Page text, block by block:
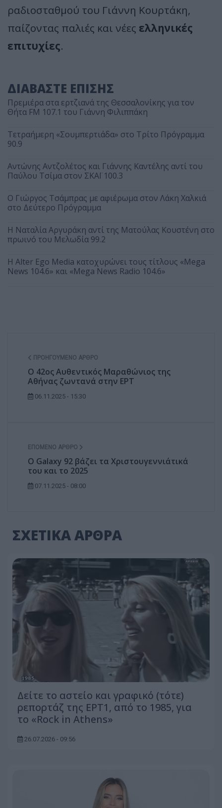
ραδιοσταθμού του Γιάννη Κουρτάκη,
παίζοντας παλιές και νέες ελληνικές
επιτυχίες.
ΔΙΑΒΑΣΤΕ ΕΠΙΣΗΣ
Πρεμιέρα στα ερτζιανά της Θεσσαλονίκης για τον
Θήτα FM 107.1 του Γιάννη Φιλιππάκη
Τετραήμερη «Σουμπερτιάδα» στο Τρίτο Πρόγραμμα
90.9
Αντώνης Αντζολέτος και Γιάννης Καντέλης αντί του
Παύλου Τσίμα στον ΣΚΑΪ 100.3
O Γιώργος Τσάμπρας με αφιέρωμα στον Λάκη Χαλκιά
στο Δεύτερο Πρόγραμμα
Η Ναταλία Αργυράκη αντί της Ματούλας Κουστένη στο
πρωινό του Μελωδία 99.2
Η Alter Ego Media κατοχυρώνει τους τίτλους «Mega
News 104.6» και «Mega News Radio 104.6»
ΠΡΟΗΓΟΎΜΕΝΟ ΆΡΘΡΟ
Ο 42ος Αυθεντικός Μαραθώνιος της
Αθήνας ζωντανά στην ΕΡΤ
06.11.2025 - 15:30
ΕΠΌΜΕΝΟ ΆΡΘΡΟ
O Galaxy 92 βάζει τα Χριστουγεννιάτικά
του και το 2025
07.11.2025 - 08:00
ΣΧΕΤΙΚΑ ΑΡΘΡΑ
Δείτε τo αστείο και γραφικό (τότε)
ρεπορτάζ της ΕΡΤ1, από το 1985, για
το «Rock in Athens»
26.07.2026 - 09:56